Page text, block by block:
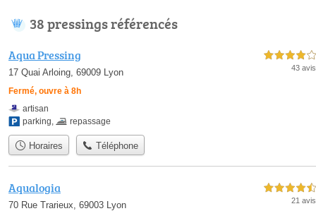
38 pressings référencés
Aqua Pressing
17 Quai Arloing, 69009 Lyon
Fermé, ouvre à 8h
4,0 étoiles sur 5
43 avis
artisan
parking, repassage
Horaires Téléphone
Aqualogia
70 Rue Trarieux, 69003 Lyon
4,5 étoiles sur 5
21 avis